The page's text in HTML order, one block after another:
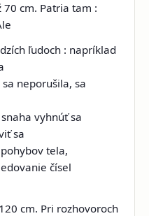
70 cm. Patria tam :
ľudoch : napríklad
neporušila, sa
vyhnúť sa
sa
tela,
čísel
cm. Pri rozhovoroch